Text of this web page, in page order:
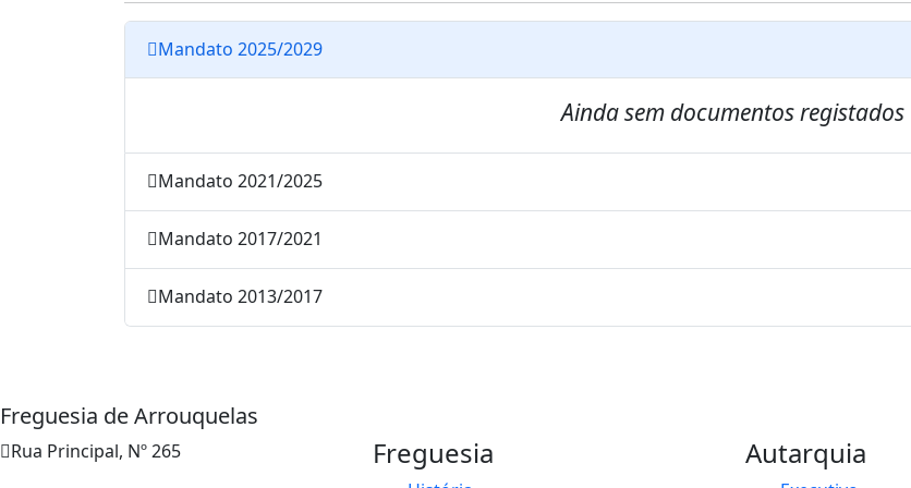
Mandato 2025/2029
Ainda sem documentos registados
Mandato 2021/2025
Mandato 2017/2021
Mandato 2013/2017
Freguesia de Arrouquelas
Rua Principal, Nº 265
Freguesia Autarquia